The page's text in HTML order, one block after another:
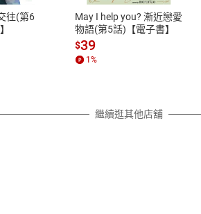
之權利，遽消費者保護法及通訊交
除權合理例外情事適用準則，依商
質各有不同規定。詳細退換貨說明
照各商品說明。
往(第6
May I help you? 漸近戀愛
物語(第5話)【電子書】
$39
1 %
繼續逛其他店舖